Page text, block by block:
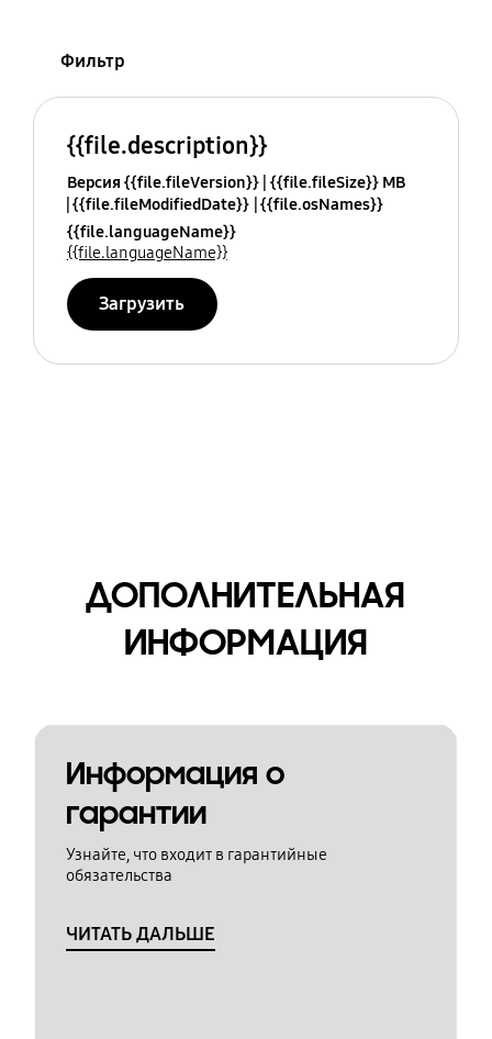
Фильтр
{{file.description}}
Версия {{file.fileVersion}} {{file.fileSize}} MB
{{file.fileModifiedDate}} {{file.osNames}}
{{file.languageName}}
{{file.languageName}}
Загрузить
ДОПОЛНИТЕЛЬНАЯ
ИНФОРМАЦИЯ
Информация о
гарантии
Узнайте, что входит в гарантийные
обязательства
ЧИТАТЬ ДАЛЬШЕ